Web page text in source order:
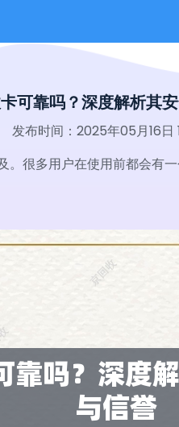
可靠吗？深度解析其
发布时间：2025年05月16日
很多用户在使用前都会有一